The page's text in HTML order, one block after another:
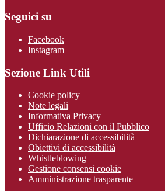
Seguici su
Facebook
Instagram
Sezione Link Utili
Cookie policy
Note legali
Informativa Privacy
Ufficio Relazioni con il Pubblico
Dichiarazione di accessibilità
Obiettivi di accessibilità
Whistleblowing
Gestione consensi cookie
Amministrazione trasparente